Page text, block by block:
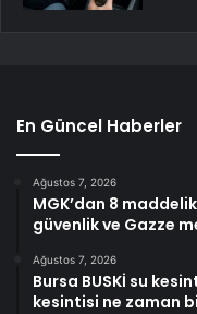
En Güncel Haberler
Ağustos 7, 2026
MGK’dan 8
güvenlik ve Gazze
Ağustos 7, 2026
Bursa BUSKİ su
kesintisi ne zaman